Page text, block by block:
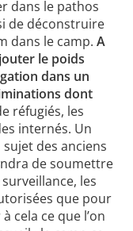
dans le pathos
de déconstruire
dans le camp.A
le poids
dans un
dont
réfugiés, les
internés. Un
des anciens
de soumettre
les
que pour
cela ce que l’on